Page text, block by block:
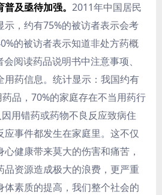
及亟待加强。 2011年中国居民
示，约有75%的被访者表示会考
的被访者表示知道非处方药概
阅读药品说明书中注意事项、
用药信息。统计显示：我国约有
品，70%的家庭存在不当用药行
用错药或药物不良反应致病住
应事件都发生在家庭里。这不仅
健康带来莫大的伤害和痛苦，
品资源造成极大的浪费，更严重
体素质的提高，我们整个社会的